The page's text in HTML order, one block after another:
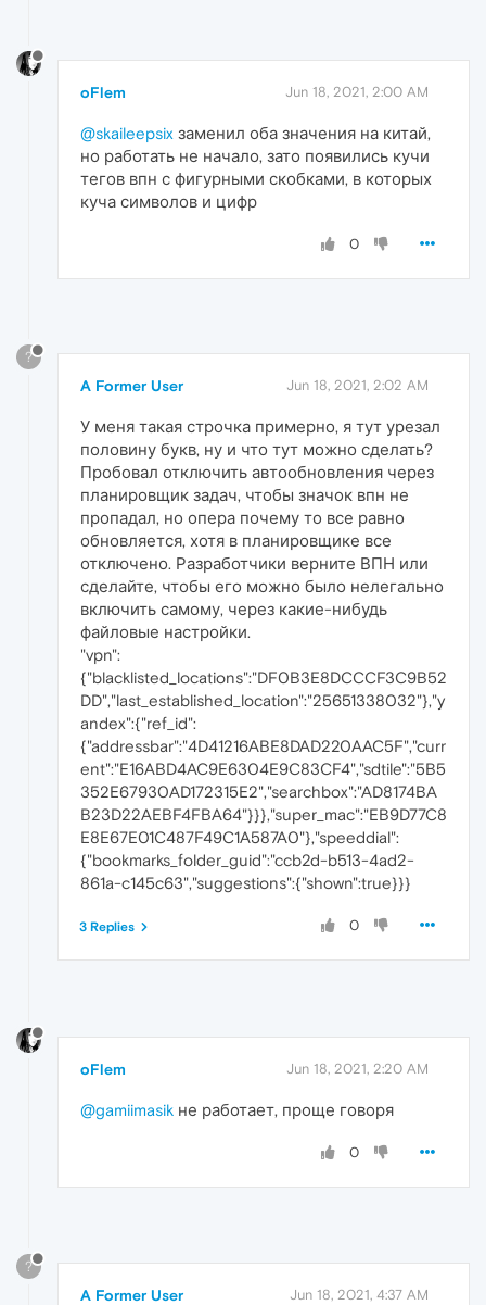
oFlem Jun 18, 2021, 2:00 AM
@skaileepsix заменил оба значения на китай,
но работать не начало, зато появились кучи
тегов впн с фигурными скобками, в которых
куча символов и цифр
0
?
A Former User Jun 18, 2021, 2:02 AM
У меня такая строчка примерно, я тут урезал
половину букв, ну и что тут можно сделать?
Пробовал отключить автообновления через
планировщик задач, чтобы значок впн не
пропадал, но опера почему то все равно
обновляется, хотя в планировщике все
отключено. Разработчики верните ВПН или
сделайте, чтобы его можно было нелегально
включить самому, через какие-нибудь
файловые настройки.
"vpn":
{"blacklisted_locations":"DF0B3E8DCCCF3C9B52
DD","last_established_location":"25651338032"},"y
andex":{"ref_id":
{"addressbar":"4D41216ABE8DAD220AAC5F","curr
ent":"E16ABD4AC9E6304E9C83CF4","sdtile":"5B5
352E67930AD172315E2","searchbox":"AD8174BA
B23D22AEBF4FBA64"}}},"super_mac":"EB9D77C8
E8E67E01C487F49C1A587A0"},"speeddial":
{"bookmarks_folder_guid":"ccb2d-b513-4ad2-
861a-c145c63","suggestions":{"shown":true}}}
0
3 Replies
oFlem Jun 18, 2021, 2:20 AM
@gamiimasik не работает, проще говоря
0
?
A Former User Jun 18, 2021, 4:37 AM